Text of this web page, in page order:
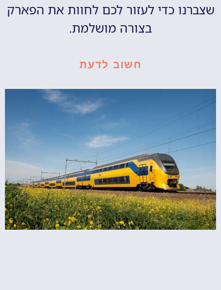
שצברנו כדי לעזור לכם לחוות את הפארק
בצורה מושלמת.
חשוב לדעת